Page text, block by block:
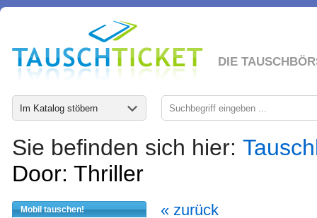
DIE
Im Katalog stöbern
Sie befinden sich hier:
Door: Thriller
Mobil tauschen!
« zurück